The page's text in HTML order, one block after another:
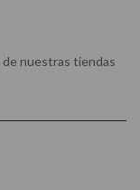
de nuestras tiendas